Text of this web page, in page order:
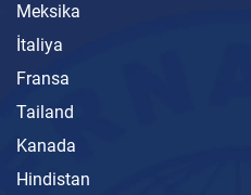
Meksika
İtaliya
Fransa
Tailand
Kanada
Hindistan